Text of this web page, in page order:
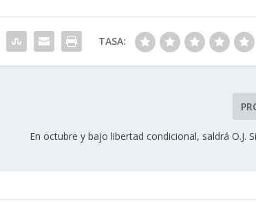
TASA:
En octubre y bajo libertad condicional, saldrá O.J.